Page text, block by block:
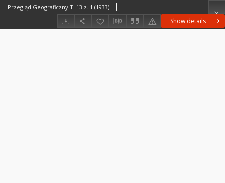
Show details
Przegląd Geograficzny T. 13 z. 1 (1933)